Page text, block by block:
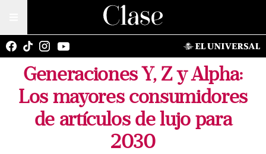
Generaciones Y, Z y Alpha:
Los mayores consumidores
de artículos de lujo para
2030